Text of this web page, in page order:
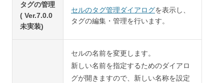
タグの管理
( Ver.7.0.0
未実装)
セルのタグ管理ダイアログを表示し、
タグの編集・管理を行います。
セルの名前を変更します。
新しい名前を指定するためのダイアロ
グが開きますので、新しい名称を設定